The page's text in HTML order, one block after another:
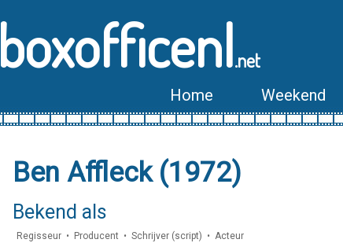
boxofficenl.net
Home Weekend
Ben Affleck (1972)
Bekend als
Regisseur • Producent • Schrijver (script) • Acteur